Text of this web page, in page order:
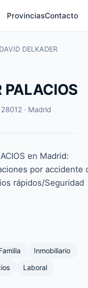
ProvinciasContacto
DAVID DELKADER
PALACIOS
· Madrid
en Madrid:
por accidente
rápidos/Seguridad
Inmobiliario
Laboral